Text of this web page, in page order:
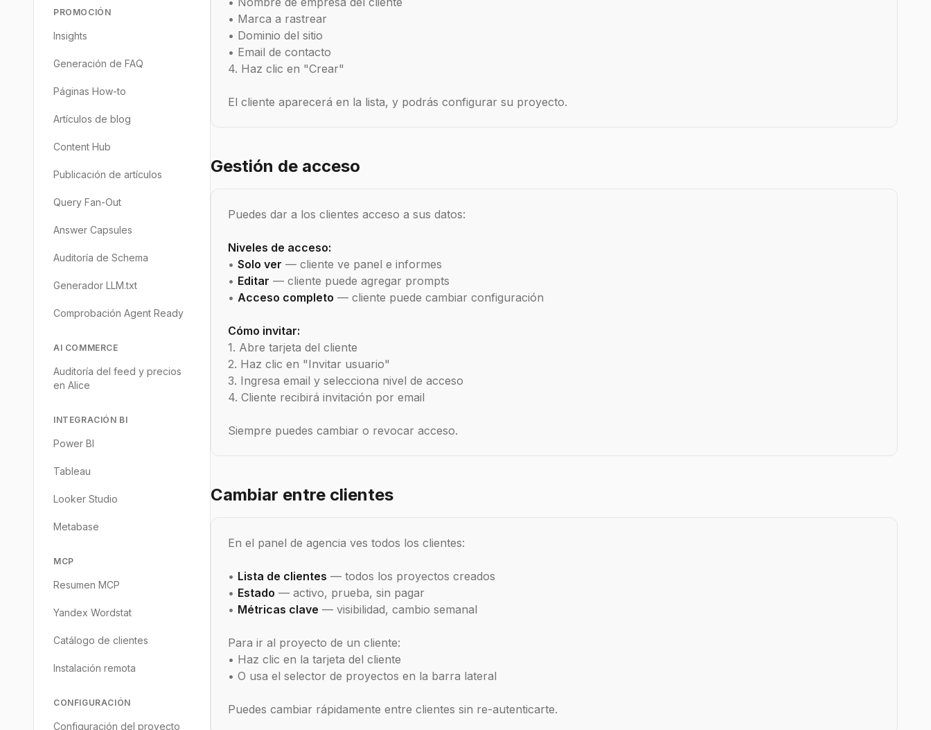
PROMOCIÓN
Insights
Generación de FAQ
Páginas How-to
Artículos de blog
Content Hub
Publicación de artículos
Query Fan-Out
Answer Capsules
Auditoría de Schema
Generador LLM.txt
Comprobación Agent Ready
AI COMMERCE
Auditoría del feed y precios
en Alice
INTEGRACIÓN BI
Power BI
Tableau
Looker Studio
Metabase
MCP
Resumen MCP
Yandex Wordstat
Catálogo de clientes
Instalación remota
CONFIGURACIÓN
Configuración del proyecto
• Marca a rastrear
• Dominio del sitio
• Email de contacto
4. Haz clic en "Crear"
El cliente aparecerá en la lista, y podrás configurar su proyecto.
Gestión de acceso
Puedes dar a los clientes acceso a sus datos:
Niveles de acceso:
• Solo ver — cliente ve panel e informes
• Editar — cliente puede agregar prompts
• Acceso completo — cliente puede cambiar configuración
Cómo invitar:
1. Abre tarjeta del cliente
2. Haz clic en "Invitar usuario"
3. Ingresa email y selecciona nivel de acceso
4. Cliente recibirá invitación por email
Siempre puedes cambiar o revocar acceso.
Cambiar entre clientes
En el panel de agencia ves todos los clientes:
• Lista de clientes — todos los proyectos creados
• Estado — activo, prueba, sin pagar
• Métricas clave — visibilidad, cambio semanal
Para ir al proyecto de un cliente:
• Haz clic en la tarjeta del cliente
• O usa el selector de proyectos en la barra lateral
Puedes cambiar rápidamente entre clientes sin re-autenticarte.